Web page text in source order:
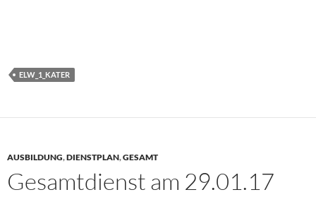
ELW_1_KATER
AUSBILDUNG,DIENSTPLAN,GESAMT
Gesamtdienst am 29.01.17